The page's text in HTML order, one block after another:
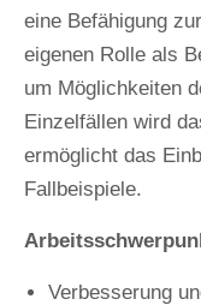
eine Befähigung
eigenen Rolle als
um Möglichkeiten
Einzelfällen wird
ermöglicht das
Fallbeispiele.
Verbesserung